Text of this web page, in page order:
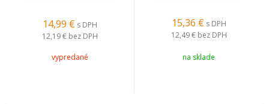
14,99 € s DPH
12,19 € bez DPH
vypredané
15,36 € s DPH
12,49 € bez DPH
na sklade